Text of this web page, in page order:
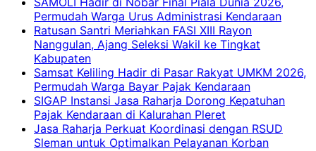
Permudah Warga Urus Administrasi Kendaraan
Ratusan Santri Meriahkan FASI XIII Rayon
Nanggulan, Ajang Seleksi Wakil ke Tingkat
Kabupaten
Samsat Keliling Hadir di Pasar Rakyat UMKM 2026,
Permudah Warga Bayar Pajak Kendaraan
SIGAP Instansi Jasa Raharja Dorong Kepatuhan
Pajak Kendaraan di Kalurahan Pleret
Jasa Raharja Perkuat Koordinasi dengan RSUD
Sleman untuk Optimalkan Pelayanan Korban